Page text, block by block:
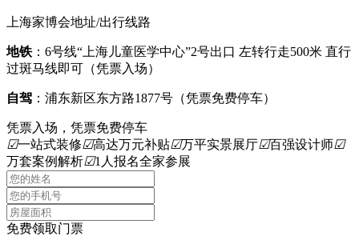
上海家博会地址/出行线路
地铁：6号线“上海儿童医学中心”2号出口 左转行走500米 直行
过斑马线即可（凭票入场）
自驾 ：浦东新区东方路1877号（凭票免费停车）
凭票入场，凭票免费停车
☑一站式装修☑高达万元补贴☑万平实景展厅☑百强设计师☑
万套案例解析☑1人报名全家参展
免费领取门票